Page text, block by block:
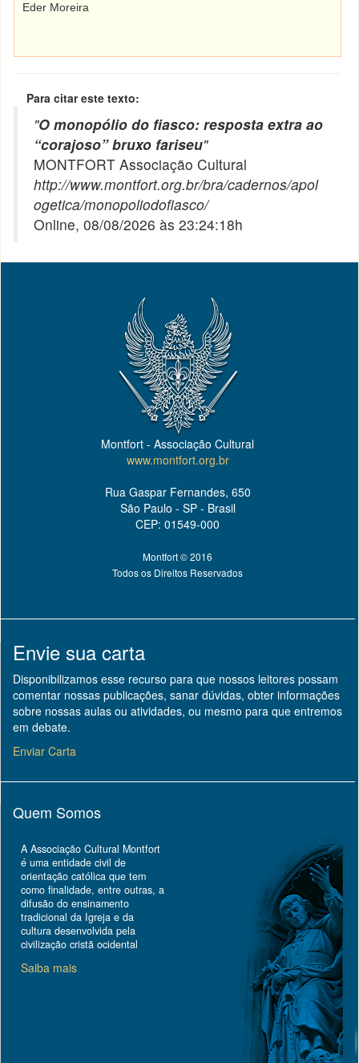
Eder Moreira
Para citar este texto:
"O monopólio do fiasco: resposta extra ao
“corajoso” bruxo fariseu"
MONTFORT Associação Cultural
http://www.montfort.org.br/bra/cadernos/apol
ogetica/monopoliodofiasco/
Online, 08/08/2026 às 23:24:18h
Topo
Montfort - Associação Cultural
www.montfort.org.br
Rua Gaspar Fernandes, 650
São Paulo - SP - Brasil
CEP: 01549-000
Montfort © 2016
Todos os Direitos Reservados
Envie sua carta
Disponibilizamos esse recurso para que nossos leitores possam
comentar nossas publicações, sanar dúvidas, obter informações
sobre nossas aulas ou atividades, ou mesmo para que entremos
em debate.
Enviar Carta
Quem Somos
A Associação Cultural Montfort
é uma entidade civil de
orientação católica que tem
como finalidade, entre outras, a
difusão do ensinamento
tradicional da Igreja e da
cultura desenvolvida pela
civilização cristã ocidental
Saiba mais